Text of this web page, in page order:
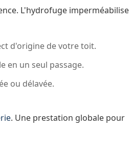
L'hydrofuge imperméabilise
d'origine de votre toit.
en un seul passage.
ou délavée.
. Une prestation globale pour